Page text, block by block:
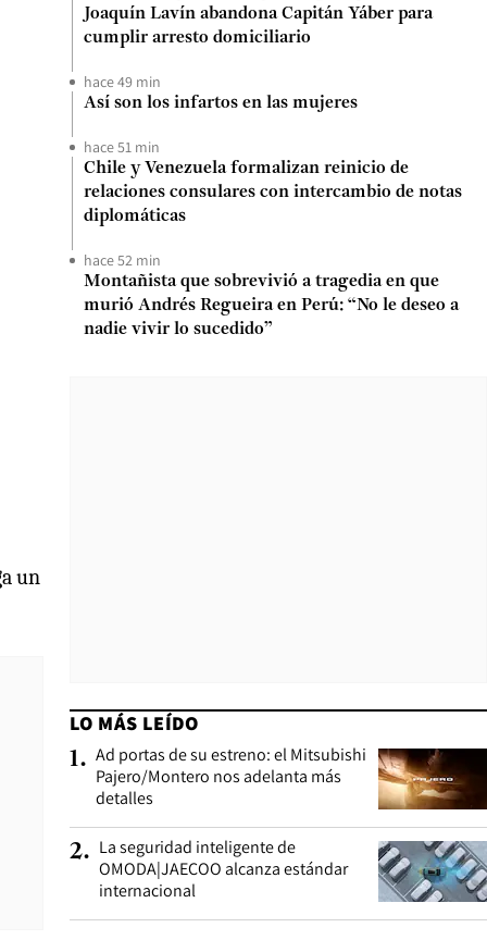
un
Joaquín Lavín abandona Capitán Yáber para
cumplir arresto domiciliario
hace 49 min
Así son los infartos en las mujeres
hace 51 min
Chile y Venezuela formalizan reinicio de
relaciones consulares con intercambio de notas
diplomáticas
hace 52 min
Montañista que sobrevivió a tragedia en que
murió Andrés Regueira en Perú: “No le deseo a
nadie vivir lo sucedido”
LO MÁS LEÍDO
1. Ad portas de su estreno: el Mitsubishi
Pajero/Montero nos adelanta más
detalles
2. La seguridad inteligente de
OMODA|JAECOO alcanza estándar
internacional